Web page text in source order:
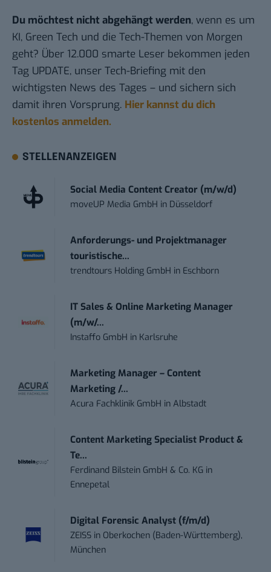
Du möchtest nicht abgehängt werden, wenn es um
KI, Green Tech und die Tech-Themen von Morgen
geht? Über 12.000 smarte Leser bekommen jeden
Tag UPDATE, unser Tech-Briefing mit den
wichtigsten News des Tages – und sichern sich
damit ihren Vorsprung. Hier kannst du dich
kostenlos anmelden.
STELLENANZEIGEN
Social Media Content Creator (m/w/d)
moveUP Media GmbH in Düsseldorf
Anforderungs- und Projektmanager
touristische...
trendtours Holding GmbH in Eschborn
IT Sales & Online Marketing Manager
(m/w/...
Instaffo GmbH in Karlsruhe
Marketing Manager – Content
Marketing /...
Acura Fachklinik GmbH inAlbstadt
Content Marketing Specialist Product &
Te...
Ferdinand Bilstein GmbH & Co. KG in
Ennepetal
Digital Forensic Analyst (f/m/d)
ZEISS in Oberkochen (Baden-Württemberg),
München